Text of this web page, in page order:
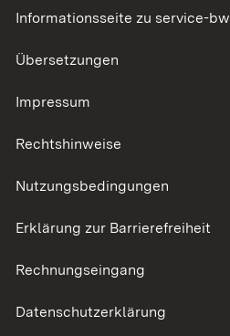
Informationsseite zu service-bw
Übersetzungen
Impressum
Rechtshinweise
Nutzungsbedingungen
Erklärung zur Barrierefreiheit
Rechnungseingang
Datenschutzerklärung